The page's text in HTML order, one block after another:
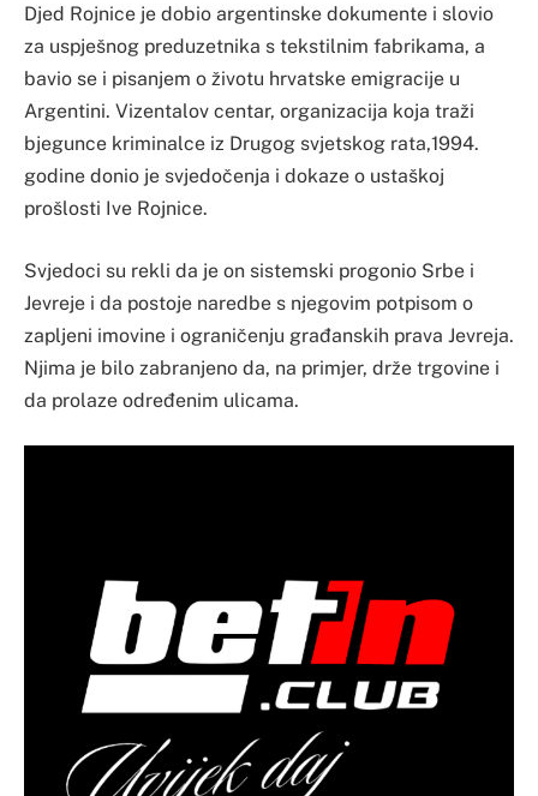
Djed Rojnice je dobio argentinske dokumente i slovio
za uspješnog preduzetnika s tekstilnim fabrikama, a
bavio se i pisanjem o životu hrvatske emigracije u
Argentini. Vizentalov centar, organizacija koja traži
bjegunce kriminalce iz Drugog svjetskog rata,1994.
godine donio je svjedočenja i dokaze o ustaškoj
prošlosti Ive Rojnice.
Svjedoci su rekli da je on sistemski progonio Srbe i
Jevreje i da postoje naredbe s njegovim potpisom o
zapljeni imovine i ograničenju građanskih prava Jevreja.
Njima je bilo zabranjeno da, na primjer, drže trgovine i
da prolaze određenim ulicama.